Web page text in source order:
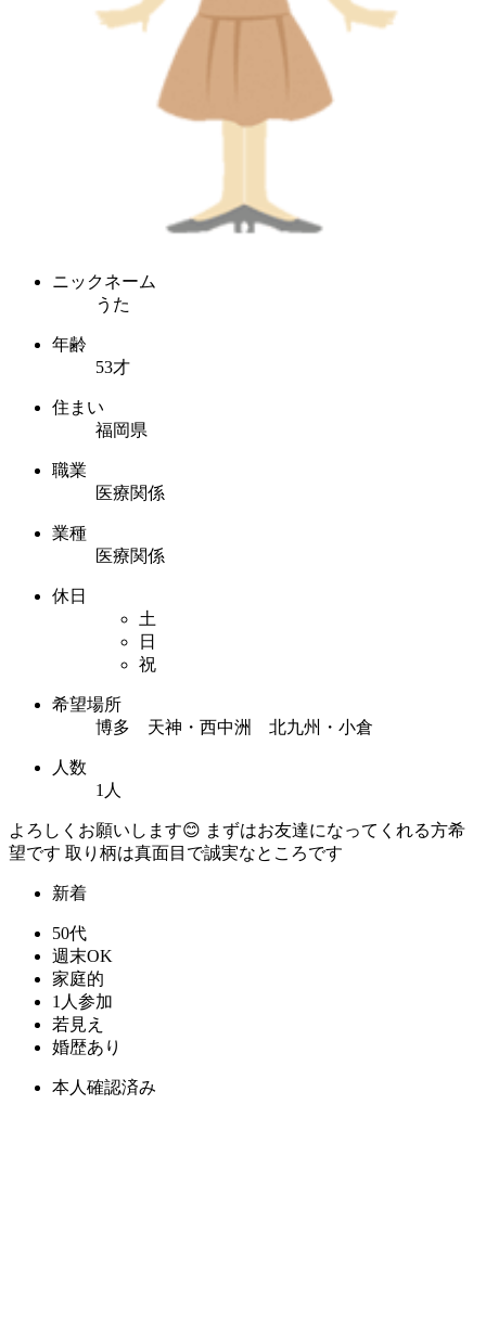
ニックネーム
うた
年齢
53才
住まい
福岡県
職業
医療関係
業種
医療関係
休日
土
日
祝
希望場所
博多 天神・西中洲 北九州・小倉
人数
1人
よろしくお願いします😊 まずはお友達になってくれる方希
望です 取り柄は真面目で誠実なところです
新着
50代
週末OK
家庭的
1人参加
若見え
婚歴あり
本人確認済み